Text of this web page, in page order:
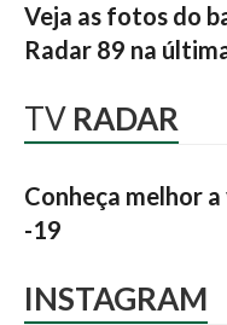
Veja as fotos do
Radar 89 na
TV RADAR
Conheça melhor
-19
INSTAGRAM